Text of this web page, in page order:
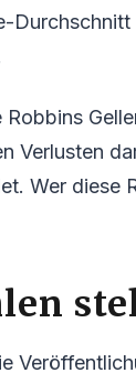
Durchschnitt
Robbins
Verlusten
Wer diese